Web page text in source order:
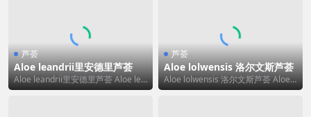
芦荟
Aloe leandrii里安德里芦荟
Aloe leandrii里安德里芦荟 Aloe lea
ndrii 的标准中文翻...
芦荟
Aloe lolwensis 洛尔文斯芦荟
Aloe lolwensis 洛尔文斯芦荟 Aloe l
olwensis 可译为...